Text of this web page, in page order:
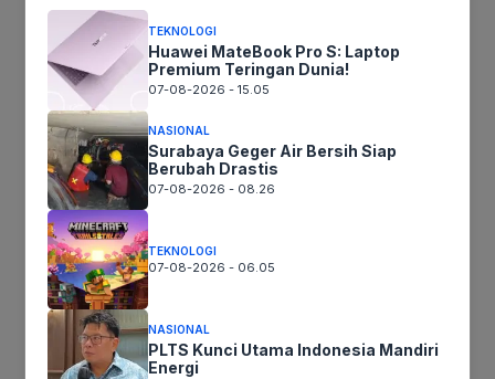
dalam bedah saraf semakin menipis.
Jika keberatan atau harus diedit baik
Artikel maupun foto SilahkanLaporkan!
Terima Kasih
Tags:
Ikuti kami :
TEKNOLOGI
Huawei MateBook Pro S: Laptop
Premium Teringan Dunia!
07-08-2026 - 15.05
NASIONAL
Surabaya Geger Air Bersih Siap
Berubah Drastis
07-08-2026 - 08.26
TEKNOLOGI
07-08-2026 - 06.05
NASIONAL
PLTS Kunci Utama Indonesia Mandiri
Energi